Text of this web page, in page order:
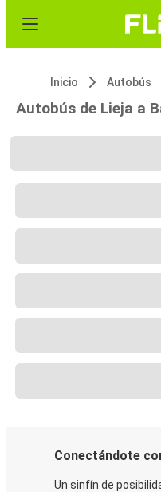
Inicio Autobús
Autobús de Lieja a
Conectándote
Un sinfín de